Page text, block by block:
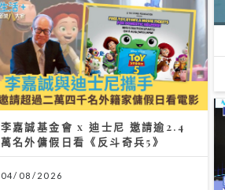
李嘉誠基金會 x 迪士尼 邀請逾2.4
萬名外傭假日看《反斗奇兵5》
04/08/2026